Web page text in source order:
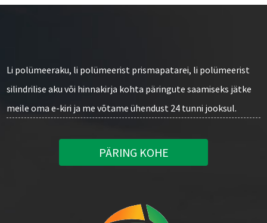
Li polümeeraku, li polümeerist prismapatarei, li polümeerist
silindrilise aku või hinnakirja kohta päringute saamiseks jätke
meile oma e-kiri ja me võtame ühendust 24 tunni jooksul.
PÄRING KOHE